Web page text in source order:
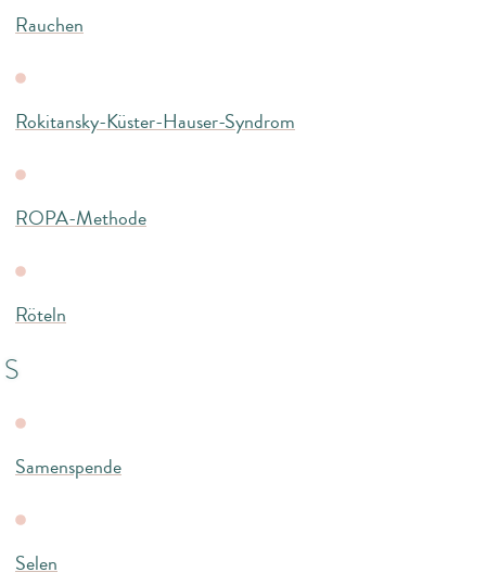
Rauchen
Rokitansky-Küster-Hauser-Syndrom
ROPA-Methode
Röteln
S
Samenspende
Selen